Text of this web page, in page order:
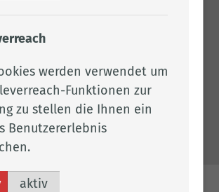
werden verwendet um
Funktionen zur
zu stellen die Ihnen ein
Benutzererlebnis
aktiv